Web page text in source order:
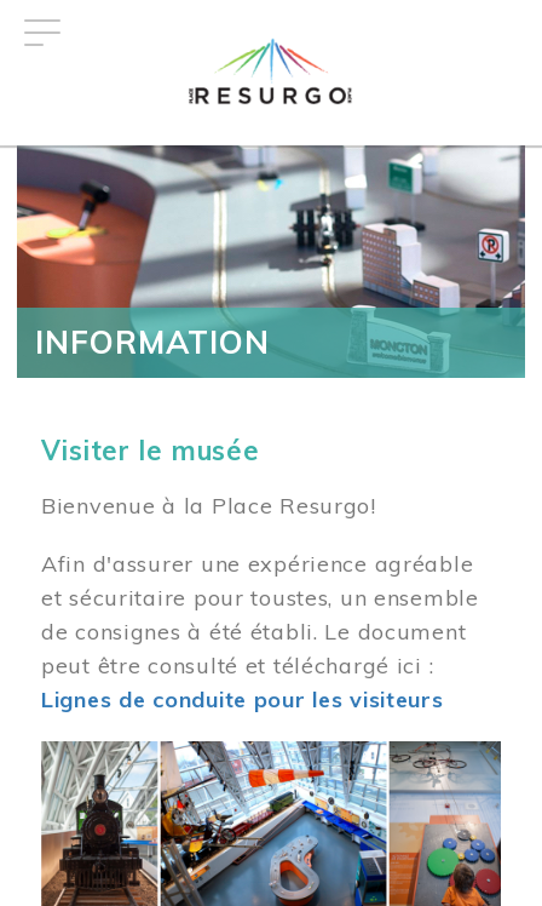
INFORMATION
Visiter le musée
Bienvenue à la Place Resurgo!
Afin d'assurer une expérience agréable
et sécuritaire pour toustes, un ensemble
de consignes à été établi. Le document
peut être consulté et téléchargé ici :
Lignes de conduite pour les visiteurs
Image